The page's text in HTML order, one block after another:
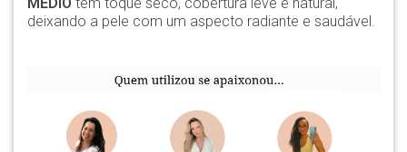
deixando a pele com um aspecto radiante e saudável.